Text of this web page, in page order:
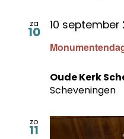
za
10 10 september
Oude Kerk
Scheveningen
zo
11